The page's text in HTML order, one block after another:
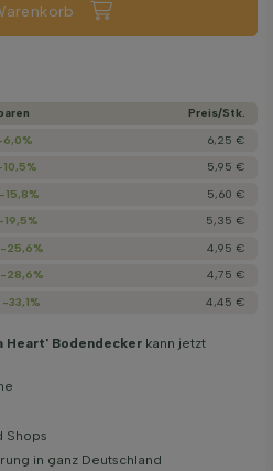
Preis/­Stk.
6,0%
6,25 €
5,95 €
-15,8%
5,60 €
-19,5%
5,35 €
-25,6%
4,95 €
-28,6%
4,75 €
-33,1% 4,45 €
Heart' Bodendecker kann jetzt
Shops
in ganz Deutschland